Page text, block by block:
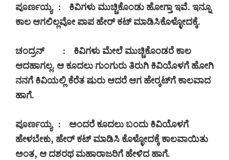
ಪೂರ್ಣಯ್ಯ: ಕಿವಿಗಳು ಮುಚ್ಚಿಕೊಂಡು ಹೋಗ್ತಾ ಇವೆ. ಇನ್ನೂ
ಕಾಲ ಆಗಲಿಲ್ಲವೋ ಪಾಪ ಹೇರ್ ಕಟ್ ಮಾಡಿಸಿಕೊಳ್ಳೋದಕ್ಕೆ.
ಚಂದ್ರನ್ : ಕಿವಿಗಳು ಮೇಲೆ ಮುಚ್ಚಿಕೊಂಡರೆ ಕಾಲ
ಆದಹಾಗಲ್ಲ. ಆ ಕೂದಲು ಗುಂಗುರು ತಿರುಗಿ ಕಿವಿಯೊಳಗೆ ಹೋಗಿ
ನನಗೆ ಕಿವಿಯಲ್ಲಿ ಕೆರೆತ ಷುರು ಆದರೆ ಆಗ ಹೇರ್‍ಕಟ್‍ಗೆ ಕಾಲವಾದ
ಹಾಗೆ.
ಪೂರ್ಣಯ್ಯ: ಅಂದರೆ ಕೂದಲು ಬಂದು ಕಿವಿಯೊಳಗೆ
ಹೇಳಬೇಕು, ಹೇರ್ ಕಟ್ ಮಾಡಿಸಿ ಕೊಳ್ಳೋದಕ್ಕೆ ಕಾಲವಾಯಿತು
ಅಂತ, ಆ ದಶರಥ ಮಹಾರಾಜರಿಗೆ ಹೇಳಿದ ಹಾಗೆ.